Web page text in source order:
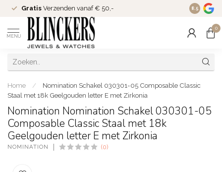
Gratis Verzenden vanaf € 50,- Since
8.5
MENU
0
Home /
Nomination Schakel 030301-05 Composable Classic
Staal met 18k Geelgouden letter E met Zirkonia
Nomination Nomination Schakel 030301-05
Composable Classic Staal met 18k
Geelgouden letter E met Zirkonia
NOMINATION (0)